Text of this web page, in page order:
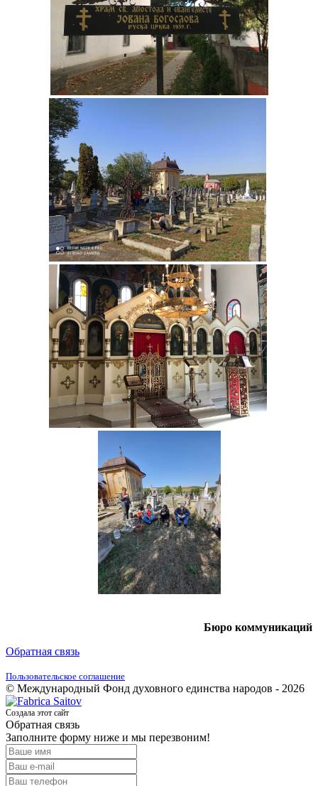
Бюро коммуникаций
Обратная связь
Пользовательское соглашение
© Международный Фонд духовного единства народов - 2026
Создала этот сайт
Обратная связь
Заполните форму ниже и мы перезвоним!